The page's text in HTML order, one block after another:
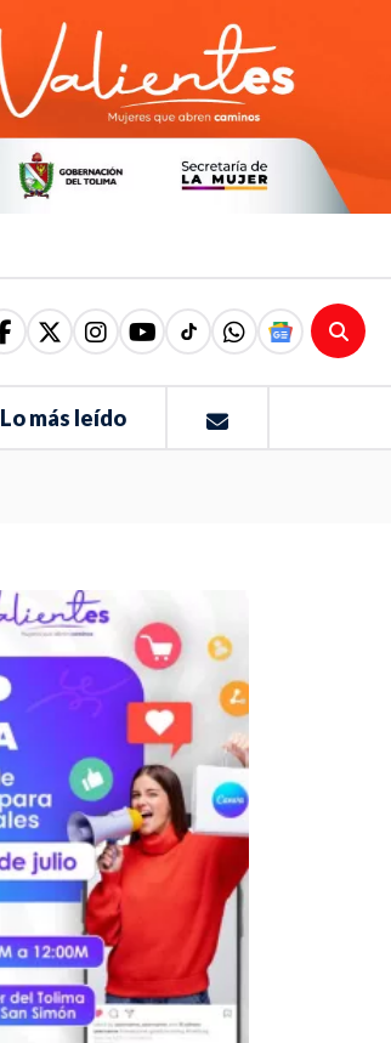
Lo más leído